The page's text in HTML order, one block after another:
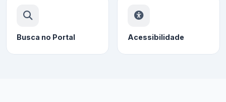
Busca no Portal Acessibilidade